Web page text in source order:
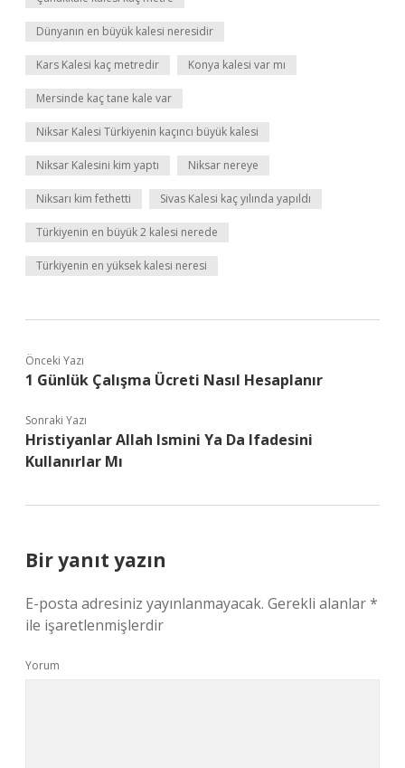
Dünyanın en büyük kalesi neresidir
Kars Kalesi kaç metredir Konya kalesi var mı
Mersinde kaç tane kale var
Niksar Kalesi Türkiyenin kaçıncı büyük kalesi
Niksar Kalesini kim yaptı Niksar nereye
Niksarı kim fethetti Sivas Kalesi kaç yılında yapıldı
Türkiyenin en büyük 2 kalesi nerede
Türkiyenin en yüksek kalesi neresi
Önceki Yazı
1 Günlük Çalışma Ücreti Nasıl Hesaplanır
Sonraki Yazı
Hristiyanlar Allah Ismini Ya Da Ifadesini
Kullanırlar Mı
Bir yanıt yazın
E-posta adresiniz yayınlanmayacak. Gerekli alanlar*
ile işaretlenmişlerdir
Yorum